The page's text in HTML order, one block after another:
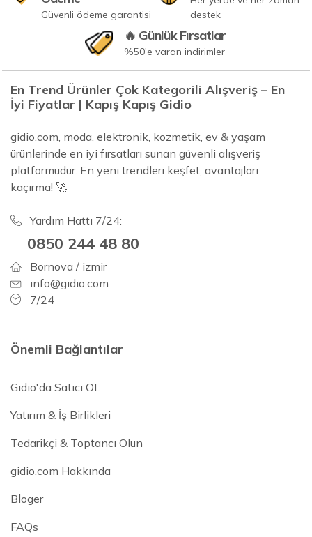
Güvenli ödeme garantisi
destek
🔥 Günlük Fırsatlar
%50'e varan indirimler
En Trend Ürünler Çok Kategorili Alışveriş – En
İyi Fiyatlar | Kapış Kapış Gidio
gidio.com, moda, elektronik, kozmetik, ev & yaşam
ürünlerinde en iyi fırsatları sunan güvenli alışveriş
platformudur. En yeni trendleri keşfet, avantajları
kaçırma! 🚀
Yardım Hattı 7/24:
0850 244 48 80
Bornova / izmir
info@gidio.com
7/24
Önemli Bağlantılar
Gidio'da Satıcı OL
Yatırım & İş Birlikleri
Tedarikçi & Toptancı Olun
gidio.com Hakkında
Bloger
FAQs